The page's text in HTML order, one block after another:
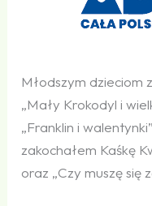
Młodszym dzieciom
„Mały Krokodyl i
„Franklin i
zakochałem Kaśkę
oraz „Czy muszę się